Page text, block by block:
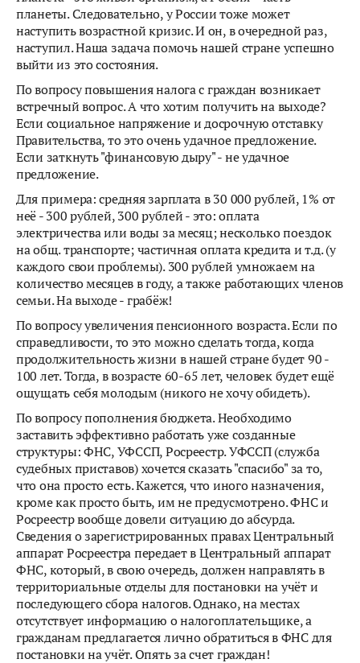
планеты. Следовательно, у России тоже может
наступить возрастной кризис. И он, в очередной раз,
наступил. Наша задача помочь нашей стране успешно
выйти из это состояния.
По вопросу повышения налога с граждан возникает
встречный вопрос. А что хотим получить на выходе?
Если социальное напряжение и досрочную отставку
Правительства, то это очень удачное предложение.
Если заткнуть "финансовую дыру" - не удачное
предложение.
Для примера: средняя зарплата в 30 000 рублей, 1% от
неё - 300 рублей, 300 рублей - это: оплата
электричества или воды за месяц; несколько поездок
на общ. транспорте; частичная оплата кредита и т.д. (у
каждого свои проблемы). 300 рублей умножаем на
количество месяцев в году, а также работающих членов
семьи. На выходе - грабёж!
По вопросу увеличения пенсионного возраста. Если по
справедливости, то это можно сделать тогда, когда
продолжительность жизни в нашей стране будет 90 -
100 лет. Тогда, в возрасте 60-65 лет, человек будет ещё
ощущать себя молодым (никого не хочу обидеть).
По вопросу пополнения бюджета. Необходимо
заставить эффективно работать уже созданные
структуры: ФНС, УФССП, Росреестр. УФССП (служба
судебных приставов) хочется сказать "спасибо" за то,
что она просто есть. Кажется, что иного назначения,
кроме как просто быть, им не предусмотрено. ФНС и
Росреестр вообще довели ситуацию до абсурда.
Сведения о зарегистрированных правах Центральный
аппарат Росреестра передает в Центральный аппарат
ФНС, который, в свою очередь, должен направлять в
территориальные отделы для постановки на учёт и
последующего сбора налогов. Однако, на местах
отсутствует информацию о налогоплательщике, а
гражданам предлагается лично обратиться в ФНС для
постановки на учёт. Опять за счет граждан!